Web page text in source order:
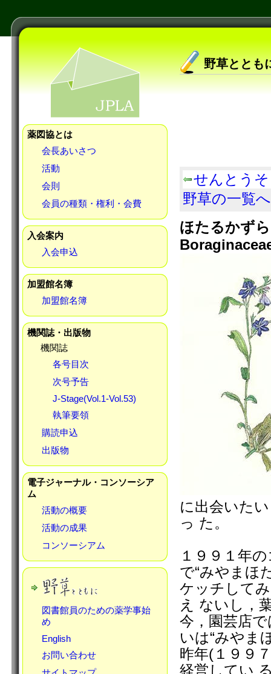
薬図協とは
会長あいさつ
活動
会則
会員の種類・権利・会費
入会案内
入会申込
加盟館名簿
加盟館名簿
機関誌・出版物
機関誌
各号目次
次号予告
J-Stage(Vol.1-Vol.53)
執筆要領
購読申込
出版物
電子ジャーナル・コンソーシア
ム
活動の概要
活動の成果
コンソーシアム
図書館員のための薬学事始
め
English
お問い合わせ
野草ととも
せんとう
野草の一覧へ
ほたるかず
に出会いた
っ た。
１９９１年
で“みやまほ
ケッチして
え ないし，
今，園芸店
いは“みやま
昨年(１９９
経営してい